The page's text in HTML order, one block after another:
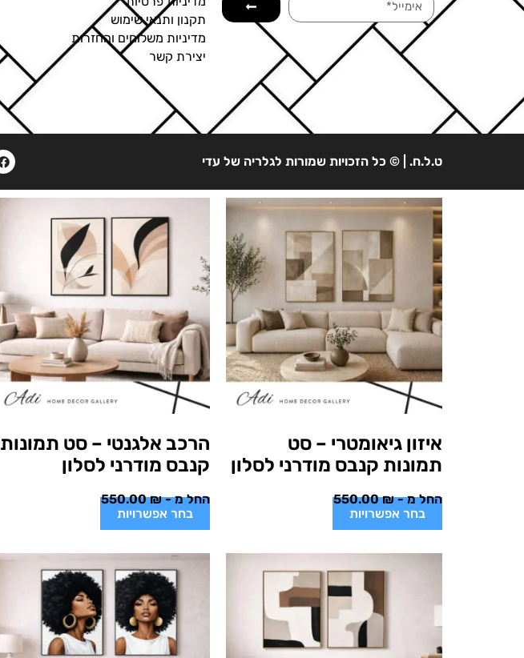
תקנון ותנאי שימוש
מדיניות משלוחים והחזרות
יצירת קשר
ט.ל.ח. | © כל הזכויות שמורות לגלריה של עדי
איזון גיאומטרי – סט
תמונות קנבס מודרני לסלון
החל מ - 550.00₪
בחר אפשרויות
הרכב אלגנטי – סט תמונות
קנבס מודרני לסלון
החל מ - 550.00₪
בחר אפשרויות